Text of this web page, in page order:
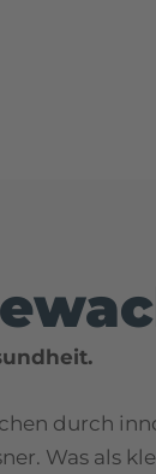
durch
Was als